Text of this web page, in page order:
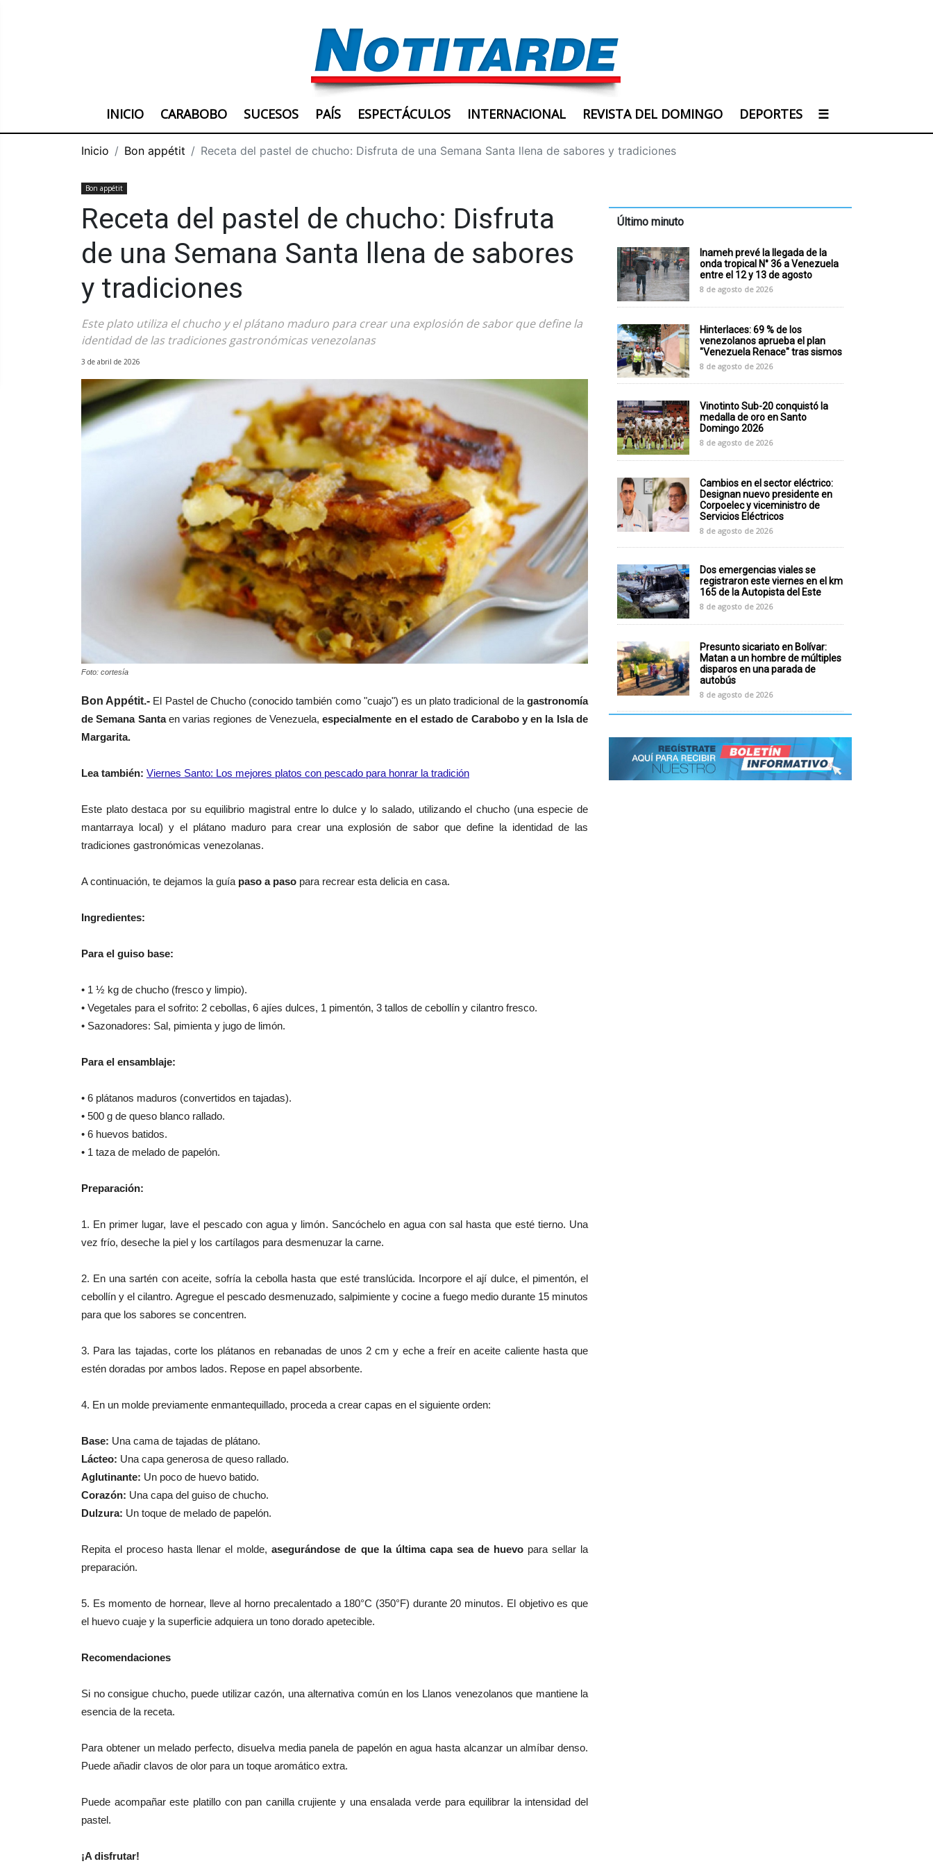
INICIO CARABOBO SUCESOS PAÍS ESPECTÁCULOS INTERNACIONAL REVISTA DEL DOMINGO DEPORTES ☰
Inicio Bon appétit Receta del pastel de chucho: Disfruta de una Semana Santa llena de sabores y tradiciones
Bon appétit
Receta del pastel de chucho: Disfruta
de una Semana Santa llena de sabores
y tradiciones
Este plato utiliza el chucho y el plátano maduro para crear una explosión de sabor que define la
identidad de las tradiciones gastronómicas venezolanas
3 de abril de 2026
Foto: cortesía
Bon Appétit.- El Pastel de Chucho (conocido también como "cuajo") es un plato tradicional de lagastronomía
de Semana Santaen varias regiones de Venezuela,especialmente en el estado de Carabobo y en la Isla de
Margarita.
Leatambién: Viernes Santo: Los mejores platos con pescado para honrar la tradición
Este plato destaca por su equilibrio magistral entre lo dulce y lo salado, utilizando el chucho (una especie de
mantarraya local) y el plátano maduro para crear una explosión de sabor que define la identidad de las
tradiciones gastronómicas venezolanas.
A continuación, te dejamos la guíapaso a paso para recrear esta delicia en casa.
Ingredientes:
Para el guiso base:
• 1 ½ kg de chucho (fresco y limpio).
• Vegetales para el sofrito: 2 cebollas, 6 ajíes dulces, 1 pimentón, 3 tallos de cebollín y cilantro fresco.
• Sazonadores: Sal, pimienta y jugo de limón.
Para el ensamblaje:
• 6 plátanos maduros (convertidos en tajadas).
• 500 g de queso blanco rallado.
• 6 huevos batidos.
• 1 taza de melado de papelón.
Preparación:
1. En primer lugar, lave el pescado con agua y limón. Sancóchelo en agua con sal hasta que esté tierno. Una
vez frío, deseche la piel y los cartílagos para desmenuzar la carne.
2. En una sartén con aceite, sofría la cebolla hasta que esté translúcida. Incorpore el ají dulce, el pimentón, el
cebollín y el cilantro. Agregue el pescado desmenuzado, salpimiente y cocine a fuego medio durante 15 minutos
para que los sabores se concentren.
3. Para las tajadas, corte los plátanos en rebanadas de unos 2 cm y eche a freír en aceite caliente hasta que
estén doradas por ambos lados. Repose en papel absorbente.
4. En un molde previamente enmantequillado, proceda a crear capas en el siguiente orden:
Base: Una cama de tajadas de plátano.
Lácteo: Una capa generosa de queso rallado.
Aglutinante: Un poco de huevo batido.
Corazón: Una capa del guiso de chucho.
Dulzura: Un toque de melado de papelón.
Repita el proceso hasta llenar el molde,asegurándose de que la última capa sea de huevo para sellar la
preparación.
5. Es momento de hornear, l
leve al horno precalentado a 180°C (350°F) durante 20 minutos. El objetivo es que
el huevo cuaje y la superficie adquiera un tono dorado apetecible.
Recomendaciones
Si no consigue chucho, puede utilizar cazón, una alternativa común en los Llanos venezolanos que mantiene la
esencia de la receta.
Para obtener un melado perfecto, disuelva media panela de papelón en agua hasta alcanzar un almíbar denso.
Puede añadir clavos de olor para un toque aromático extra.
Puede acompañar este platillo con pan canilla crujiente y una ensalada verde para equilibrar la intensidad del
pastel.
¡A disfrutar!
Último minuto
Inameh prevé la llegada de la
onda tropical N° 36 a Venezuela
entre el 12 y 13 de agosto
8 de agosto de 2026
Hinterlaces: 69 % de los
venezolanos aprueba el plan
"Venezuela Renace" tras sismos
8 de agosto de 2026
Vinotinto Sub-20 conquistó la
medalla de oro en Santo
Domingo 2026
8 de agosto de 2026
Cambios en el sector eléctrico:
Designan nuevo presidente en
Corpoelec y viceministro de
Servicios Eléctricos
8 de agosto de 2026
Dos emergencias viales se
registraron este viernes en el km
165 de la Autopista del Este
8 de agosto de 2026
Presunto sicariato en Bolívar:
Matan a un hombre de múltiples
disparos en una parada de
autobús
8 de agosto de 2026